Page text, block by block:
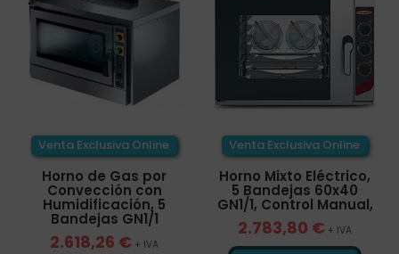
Venta Exclusiva Online
Horno de Gas por
Convección con
Humidificación, 5
Bandejas GN1/1
2.618,26 € + IVA
Venta Exclusiva Online
Horno Mixto Eléctrico,
5 Bandejas 60x40
GN1/1, Control Manual,
2.783,80 € + IVA